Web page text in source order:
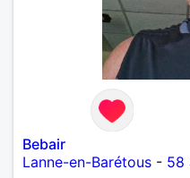
Bebair
Lanne-en-Barétous - 58